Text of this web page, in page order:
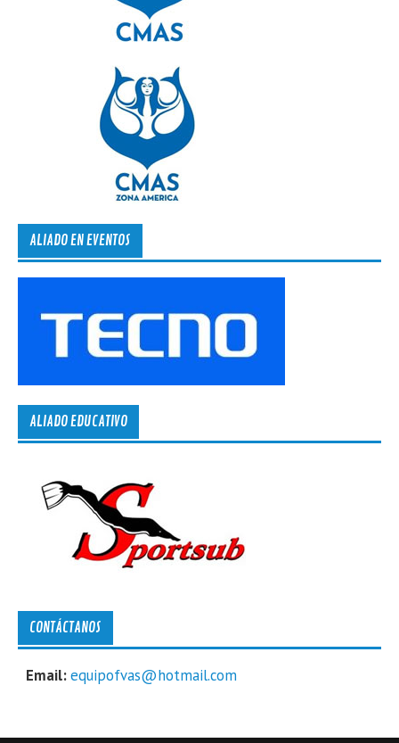
ALIADO EN EVENTOS
ALIADO EDUCATIVO
CONTÁCTANOS
Email:equipofvas@hotmail.com